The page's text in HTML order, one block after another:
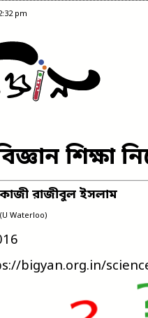
pm
শিক্ষা
কাজী রাজীবুল ইসলাম
(U Waterloo)
bigyan.org.in/